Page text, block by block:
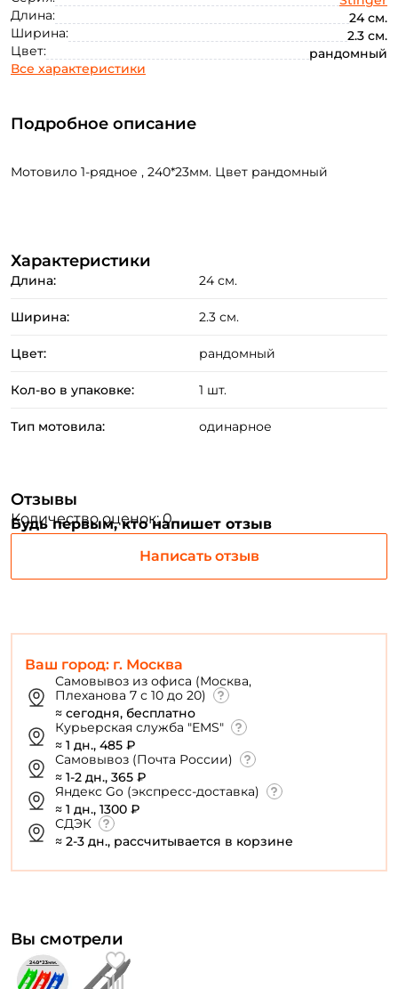
Длина:
24 см.
Ширина:
2.3 см.
Цвет:
рандомный
Все характеристики
Ваш город: г. Москва
Самовывоз из офиса (Москва,
Плеханова 7 с 10 до 20)
≈ сегодня, бесплатно
Курьерская служба "EMS"
≈ 1 дн., 485 ₽
Самовывоз (Почта России)
≈ 1-2 дн., 365 ₽
Яндекс Go (экспресс-доставка)
≈ 1 дн., 1300 ₽
СДЭК
≈ 2-3 дн., рассчитывается в корзине
Подробное описание
Мотовило 1-рядное , 240*23мм. Цвет рандомный
Характеристики
Длина: 24 см.
Ширина: 2.3 см.
Цвет: рандомный
Кол-во в упаковке: 1 шт.
Тип мотовила: одинарное
Отзывы
Количество оценок: 0
Будь первым, кто напишет отзыв
Написать отзыв
Вы смотрели
Создать аккаунт
Email: *
Придумайте пароль: *
Повторите пароль: *
Создать аккаунт
У меня уже есть аккаунт